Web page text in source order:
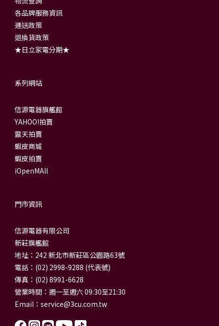
各品牌服務資訊
運送政策
退換貨政策
★日立家電分期★
系列網站
信源電器旗艦館
YAHOO!拍賣
露天拍賣
蝦皮商城
蝦皮拍賣
iOpenMAll
門市資訊
信源電器有限公司
新莊旗艦館
地址：242 新北市新莊區公園路63號
電話：(02) 2998-9288 (代表號)
傳真：(02) 8991-6628
營業時間：週一至週六 09:30至21:30
Email： service@3cu.com.tw